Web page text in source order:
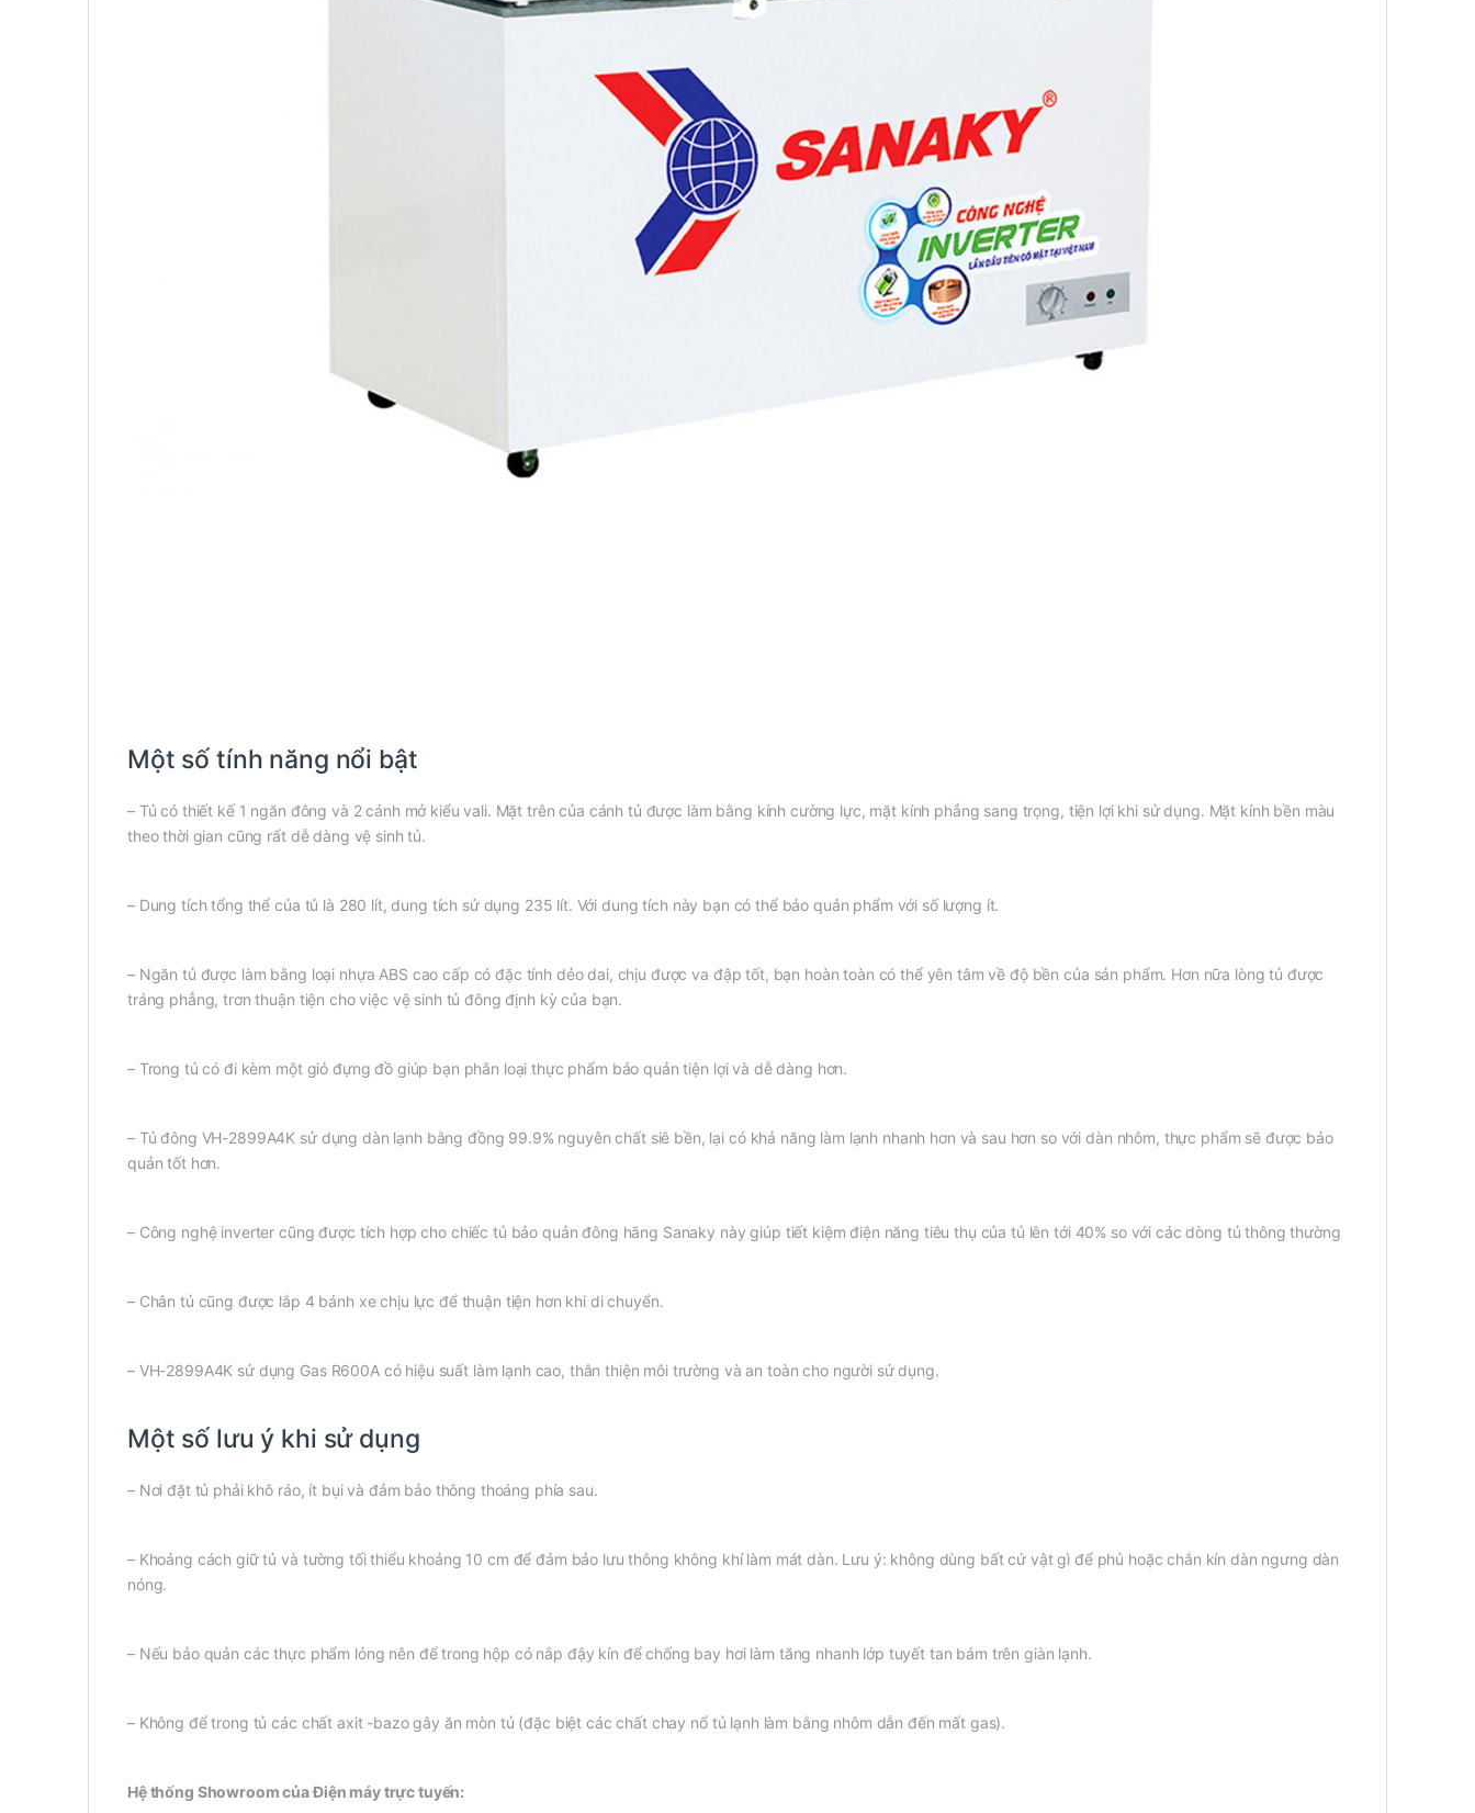
Một số tính năng nổi bật
– Tủ có thiết kế 1 ngăn đông và 2 cánh mở kiểu vali. Mặt trên của cánh tủ được làm bằng kính cường lực, mặt kính phẳng sang trọng, tiện lợi khi sử dụng. Mặt kính bền màu
theo thời gian cũng rất dễ dàng vệ sinh tủ.
– Dung tích tổng thể của tủ là 280 lít, dung tích sử dụng 235 lít. Với dung tích này bạn có thể bảo quản phẩm với số lượng ít.
– Ngăn tủ được làm bằng loại nhựa ABS cao cấp có đặc tính dẻo dai, chịu được va đập tốt, bạn hoàn toàn có thể yên tâm về độ bền của sản phẩm. Hơn nữa lòng tủ được
tráng phẳng, trơn thuận tiện cho việc vệ sinh tủ đông định kỳ của bạn.
– Trong tủ có đi kèm một giỏ đựng đồ giúp bạn phân loại thực phẩm bảo quản tiện lợi và dễ dàng hơn.
– Tủ đông VH-2899A4K sử dụng dàn lạnh bằng đồng 99.9% nguyên chất siê bền, lại có khả năng làm lạnh nhanh hơn và sau hơn so với dàn nhôm, thực phẩm sẽ được bảo
quản tốt hơn.
– Công nghệ inverter cũng được tích hợp cho chiếc tủ bảo quản đông hãng Sanaky này giúp tiết kiệm điện năng tiêu thụ của tủ lên tới 40% so với các dòng tủ thông thường
– Chân tủ cũng được lắp 4 bánh xe chịu lực để thuận tiện hơn khi di chuyển.
– VH-2899A4K sử dụng Gas R600A có hiệu suất làm lạnh cao, thân thiện môi trường và an toàn cho người sử dụng.
Một số lưu ý khi sử dụng
– Nơi đặt tủ phải khô ráo, ít bụi và đảm bảo thông thoáng phía sau.
– Khoảng cách giữ tủ và tường tối thiểu khoảng 10 cm để đảm bảo lưu thông không khí làm mát dàn. Lưu ý: không dùng bất cứ vật gì để phủ hoặc chắn kín dàn ngưng dàn
nóng.
– Nếu bảo quản các thực phẩm lỏng nên để trong hộp có nắp đậy kín để chống bay hơi làm tăng nhanh lớp tuyết tan bám trên giàn lạnh.
– Không để trong tủ các chất axit -bazo gây ăn mòn tủ (đặc biệt các chất chay nổ tủ lạnh làm bằng nhôm dẫn đến mất gas).
Hệ thống Showroom của Điện máy trực tuyến: